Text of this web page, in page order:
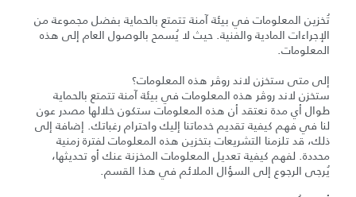
تُخزين المعلومات في بيئة آمنة تتمتع بالحماية بفضل مجموعة من
الإجراءات المادية والفنية. حيث لا يُسمح بالوصول العام إلى هذه
المعلومات.
إلى متى ستخزن لاند روڤر هذه المعلومات؟
ستخزن لاند روڤر هذه المعلومات في بيئة آمنة تتمتع بالحماية
طوال أي مدة نعتقد أن هذه المعلومات ستكون خلالها مصدر عون
لنا في فهم كيفية تقديم خدماتنا إليك واحترام رغباتك. إضافة إلى
ذلك، قد تلزمنا التشريعات بتخزين هذه المعلومات لفترة زمنية
محددة. لفهم كيفية تعديل المعلومات المخزنة عنك أو تحديثها،
يُرجى الرجوع إلى السؤال الملائم في هذا القسم.